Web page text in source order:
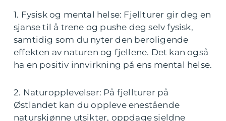
1. Fysisk og mental helse: Fjellturer gir deg en
sjanse til å trene og pushe deg selv fysisk,
samtidig som du nyter den beroligende
effekten av naturen og fjellene. Det kan også
ha en positiv innvirkning på ens mental helse.
2. Naturopplevelser: På fjellturer på
Østlandet kan du oppleve enestående
naturskjønne utsikter, oppdage sjeldne